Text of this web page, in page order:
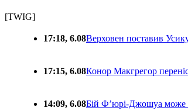
[TWIG]
17:18, 6.08Верховен поставив
17:15, 6.08Конор Макгрегор
14:09, 6.08Бій Ф’юрі-Джошуа може